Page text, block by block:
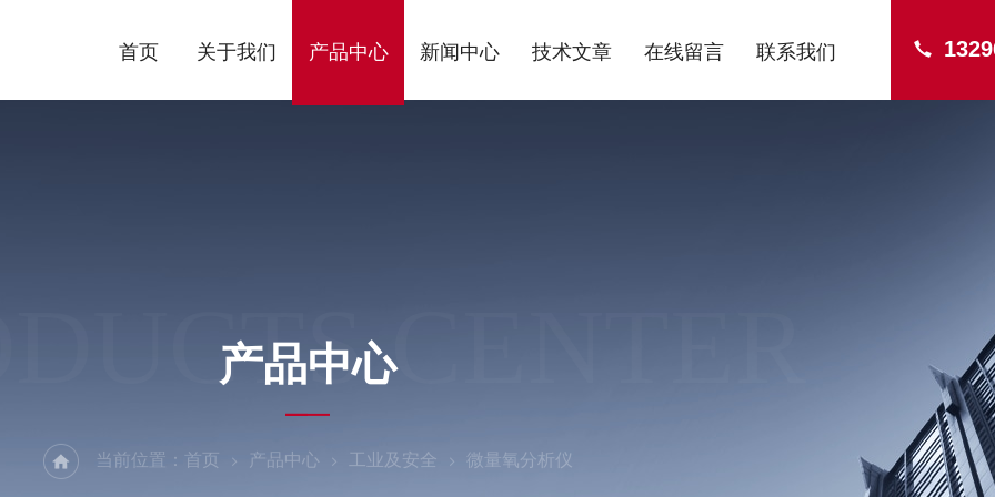
首页 关于我们 产品中心 新闻中心 技术文章 在线留言 联系我们
CENTER
产品中心
当前位置： 首页 产品中心 工业及安全 微量氧分析仪